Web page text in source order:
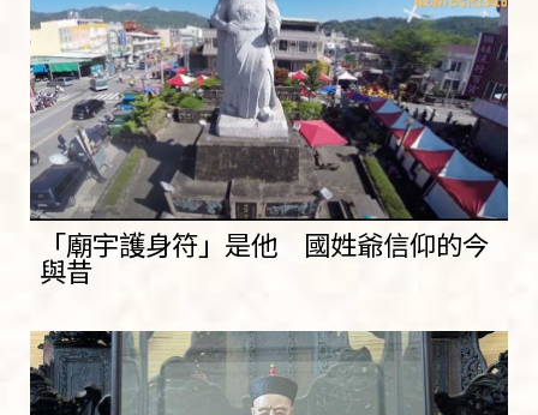
「廟宇護身符」是他 國姓爺信仰的今
與昔